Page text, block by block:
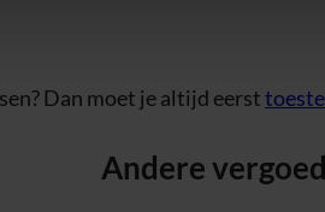
Dan moet je altijd eerst
Andere